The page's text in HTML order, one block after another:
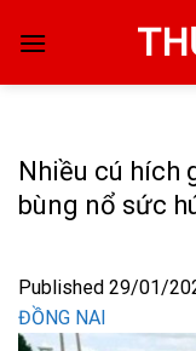
Nhiều cú hích
bùng nổ sức
Published 29/01/
ĐỒNG NAI